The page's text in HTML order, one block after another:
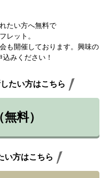
たい方へ無料で
レット。
も開催しております。興味の
みください！
たい方はこちら
料）
い方はこちら